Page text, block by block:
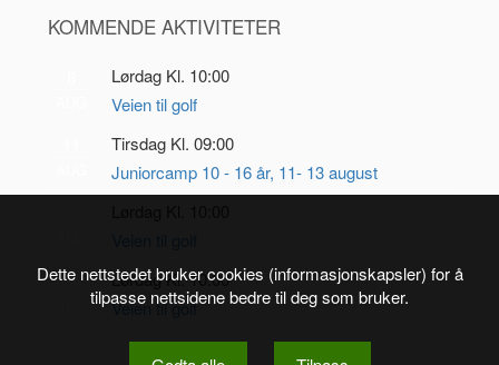
KOMMENDE AKTIVITETER
Lørdag Kl. 10:00
Veien til golf
Tirsdag Kl. 09:00
Juniorcamp 10 - 16 år, 11- 13 august
5
Lørdag Kl. 10:00
Veien til golf
Dette nettstedet bruker cookies (informasjonskapsler) for å
tilpasse nettsidene bedre til deg som bruker.